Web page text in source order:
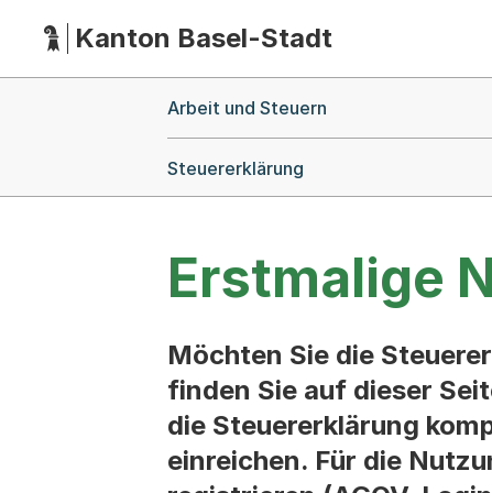
HauptnavigationKanton Basel-Stadt
Arbeit und Steuern
Steuererklärung
Erstmalige
Möchten Sie die
finden Sie auf dieser
die Steuererklärung
einreichen. Für die